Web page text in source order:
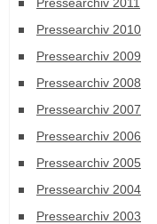
Pressearchiv 2010
Pressearchiv 2009
Pressearchiv 2008
Pressearchiv 2007
Pressearchiv 2006
Pressearchiv 2005
Pressearchiv 2004
Pressearchiv 2003